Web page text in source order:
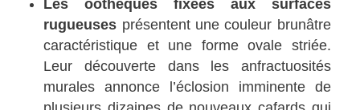
Les oothèques fixées aux surfaces
rugueuses présentent une couleur brunâtre
caractéristique et une forme ovale striée.
Leur découverte dans les anfractuosités
murales annonce l’éclosion imminente de